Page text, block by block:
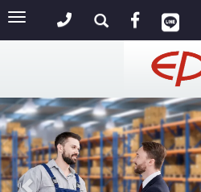
Toggle
navigation